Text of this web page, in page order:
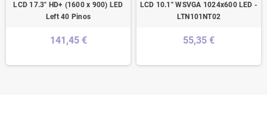
LCD 17.3" HD+ (1600 x 900) LED
Left 40 Pinos
141,45 €
LCD 10.1'' WSVGA 1024x600 LED -
LTN101NT02
55,35 €